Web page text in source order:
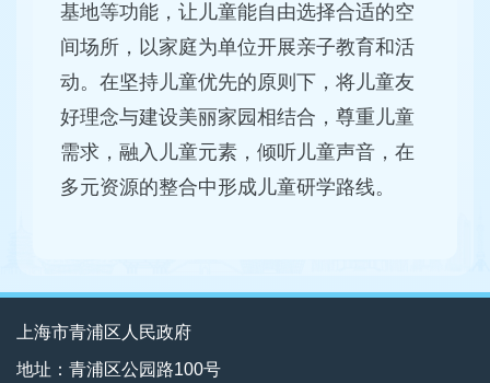
基地等功能，让儿童能自由选择合适的空
间场所，以家庭为单位开展亲子教育和活
动。在坚持儿童优先的原则下，将儿童友
好理念与建设美丽家园相结合，尊重儿童
需求，融入儿童元素，倾听儿童声音，在
多元资源的整合中形成儿童研学路线。
上海市青浦区人民政府
地址：青浦区公园路100号